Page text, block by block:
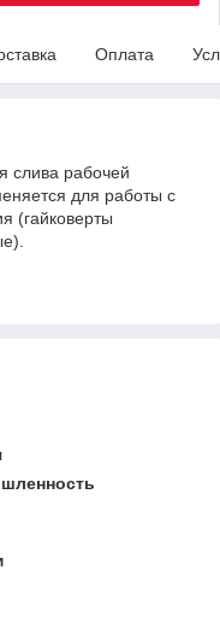
Оплата
слива рабочей
для работы с
(гайковерты